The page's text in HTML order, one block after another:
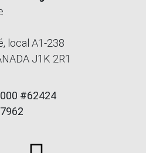
local A1-238
J1K 2R1
#62424